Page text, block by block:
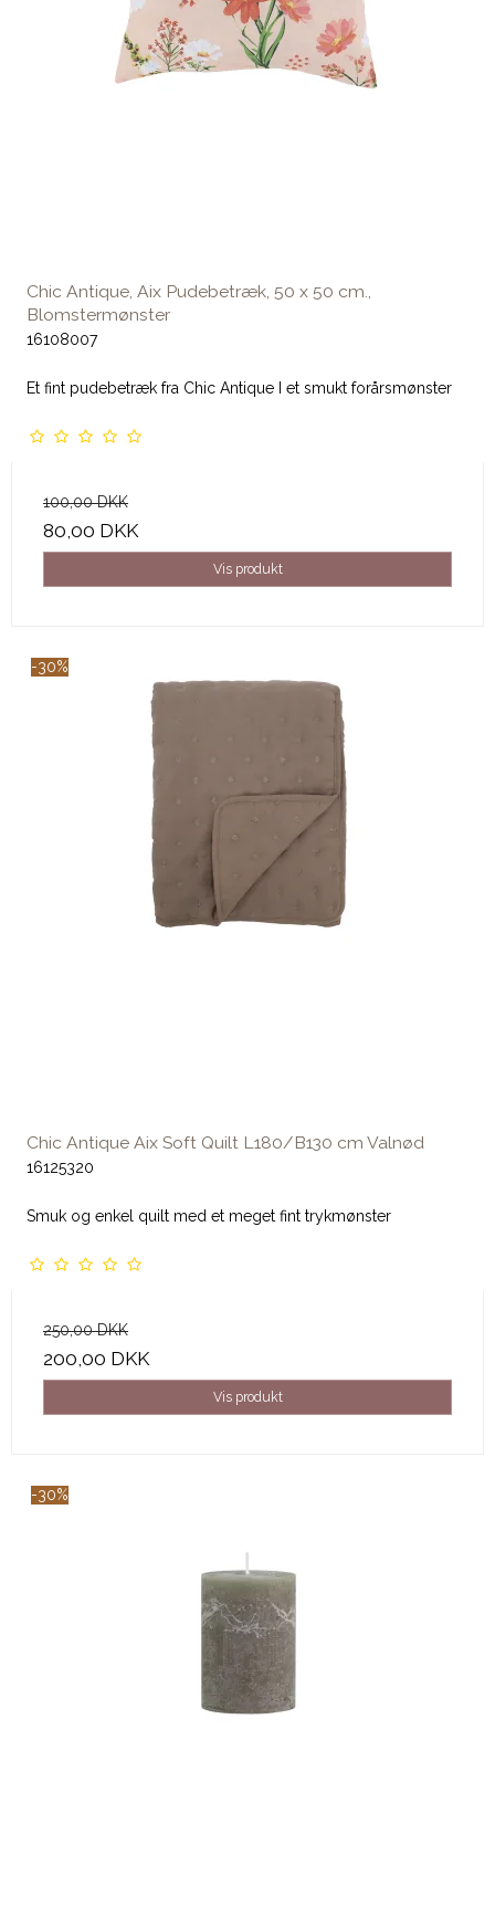
Chic Antique, Aix Pudebetræk, 50 x 50 cm.,
Blomstermønster
16108007
Et fint pudebetræk fra Chic Antique I et smukt forårsmønster
100,00 DKK
80,00 DKK
Vis produkt
-30%
Chic Antique Aix Soft Quilt L180/B130 cm Valnød
16125320
Smuk og enkel quilt med et meget fint trykmønster
250,00 DKK
200,00 DKK
Vis produkt
-30%